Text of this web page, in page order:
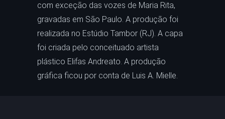
com exceção das vozes de Maria Rita,
gravadas em São Paulo. A produção foi
realizada no Estúdio Tambor (RJ). A capa
foi criada pelo conceituado artista
plástico Elifas Andreato. A produção
gráfica ficou por conta de Luis A. Mielle.